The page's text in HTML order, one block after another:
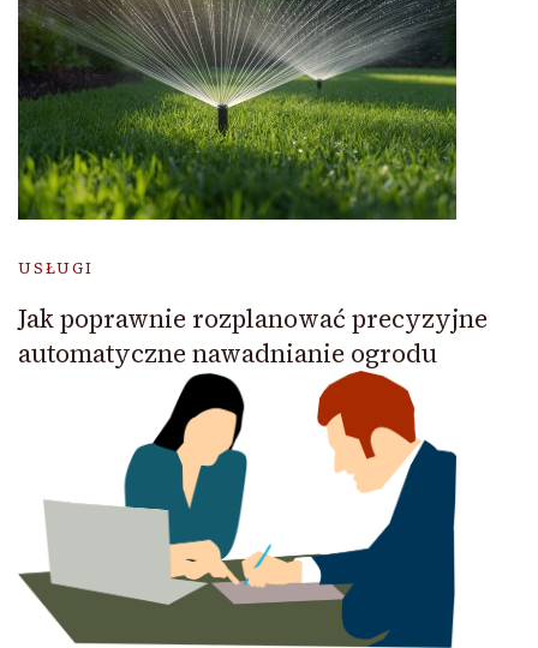
USŁUGI
Jak poprawnie rozplanować precyzyjne
automatyczne nawadnianie ogrodu